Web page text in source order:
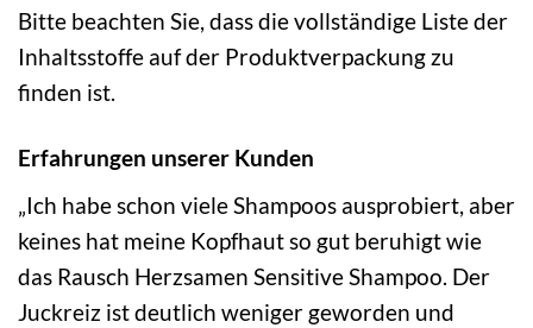
Bitte beachten Sie, dass die vollständige Liste der
Inhaltsstoffe auf der Produktverpackung zu
finden ist.
Erfahrungen unserer Kunden
„Ich habe schon viele Shampoos ausprobiert, aber
keines hat meine Kopfhaut so gut beruhigt wie
das Rausch Herzsamen Sensitive Shampoo. Der
Juckreiz ist deutlich weniger geworden und